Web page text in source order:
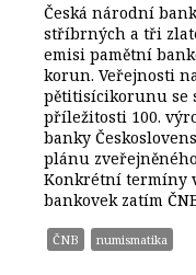
Česká národní
stříbrných a tři
emisi pamětní
korun. Veřejnosti
pětitisícikorunu se
příležitosti 100.
banky
plánu
Konkrétní termíny
bankovek zatím
ČNB numismatika